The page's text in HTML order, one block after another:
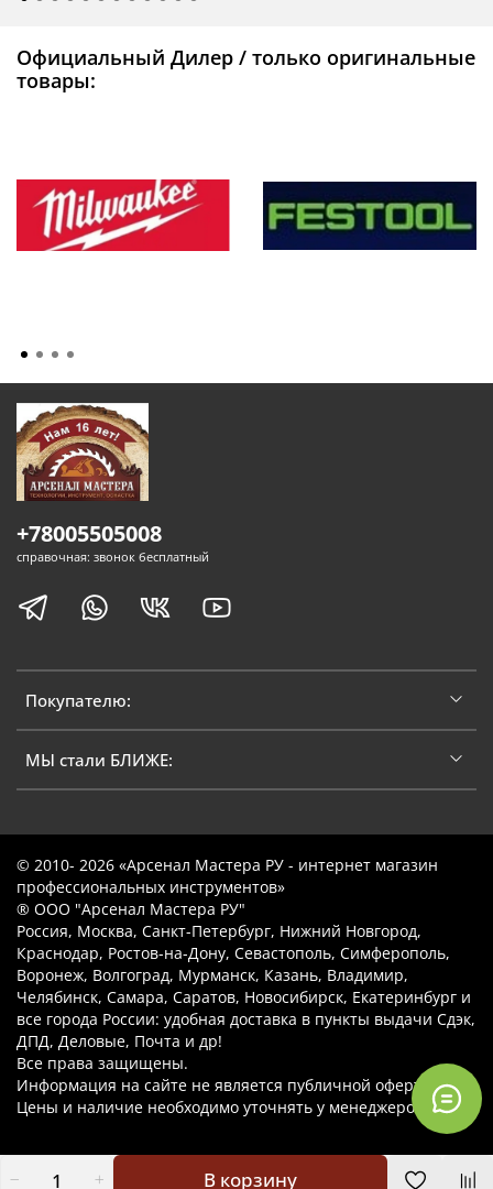
В корзину
Официальный Дилер / только оригинальные
товары:
Покупателю:
МЫ стали БЛИЖЕ:
+78005505008
справочная: звонок бесплатный
© 2010- 2026 «Арсенал Мастера РУ - интернет магазин
профессиональных инструментов»
® ООО "Арсенал Мастера РУ"
Россия, Москва, Санкт-Петербург, Нижний Новгород,
Краснодар, Ростов-на-Дону, Севастополь, Симферополь,
Воронеж, Волгоград, Мурманск, Казань, Владимир,
Челябинск, Самара, Саратов, Новосибирск, Екатеринбург и
все города России: удобная доставка в пункты выдачи Сдэк,
ДПД, Деловые, Почта и др!
Все права защищены.
Информация на сайте не является публичной офертой.
Цены и наличие необходимо уточнять у менеджеров.